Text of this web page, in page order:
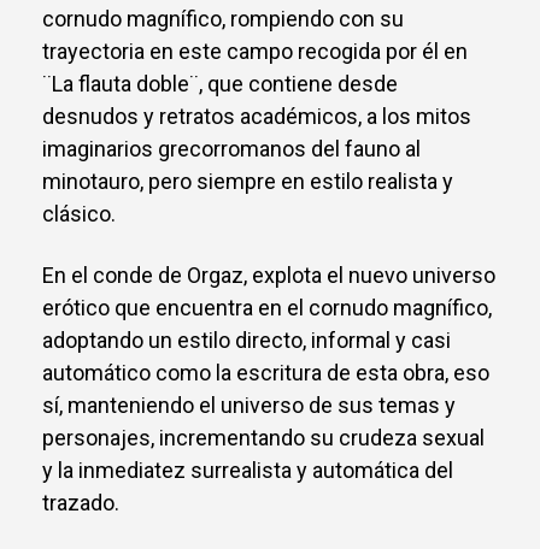
cornudo magnífico, rompiendo con su
trayectoria en este campo recogida por él en
¨La flauta doble¨, que contiene desde
desnudos y retratos académicos, a los mitos
imaginarios grecorromanos del fauno al
minotauro, pero siempre en estilo realista y
clásico.
En el conde de Orgaz, explota el nuevo universo
erótico que encuentra en el cornudo magnífico,
adoptando un estilo directo, informal y casi
automático como la escritura de esta obra, eso
sí, manteniendo el universo de sus temas y
personajes, incrementando su crudeza sexual
y la inmediatez surrealista y automática del
trazado.